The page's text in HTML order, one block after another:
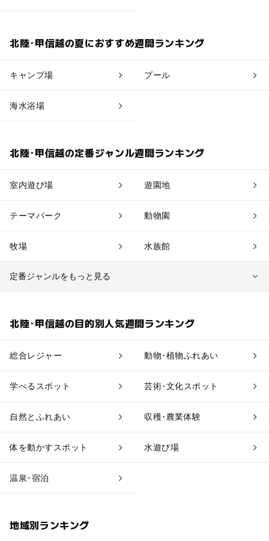
北陸･甲信越の夏におすすめ週間ランキング
キャンプ場 プール
海水浴場
北陸･甲信越の定番ジャンル週間ランキング
室内遊び場 遊園地
テーマパーク 動物園
牧場 水族館
定番ジャンルをもっと見る
北陸･甲信越の目的別人気週間ランキング
総合レジャー 動物･植物ふれあい
学べるスポット 芸術･文化スポット
自然とふれあい 収穫･農業体験
体を動かすスポット 水遊び場
温泉･宿泊
地域別ランキング